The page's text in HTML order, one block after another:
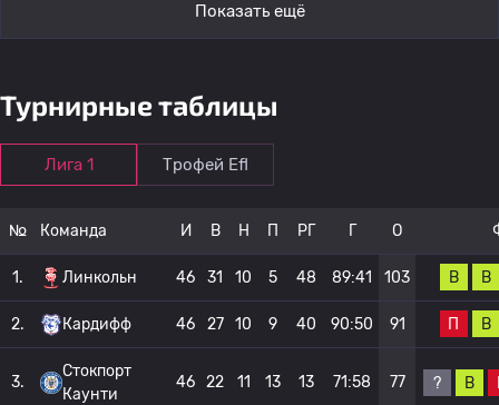
Показать ещё
Турнирные таблицы
Лига 1 Трофей Efl
№ Команда И В Н П РГ Г О
1. Линкольн 46 31 10 5 48 89:41 103 В В
2. Кардифф 46 27 10 9 40 90:50 91 П В
3.
Стокпорт
Каунти
46 22 11 13 13 71:58 77 ? В